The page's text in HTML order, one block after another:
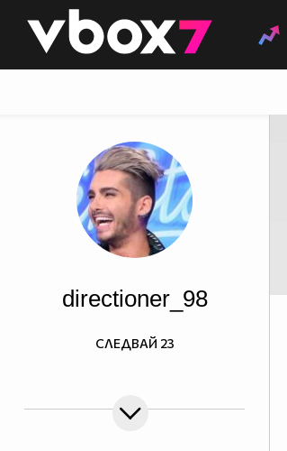
👾
directioner_98
ВКЛЮЧЕТЕ СЕ!!
СЛЕДВАЙ 23